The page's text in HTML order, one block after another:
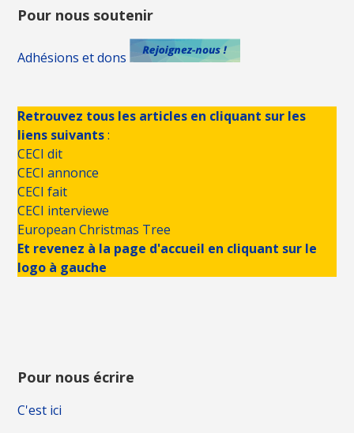
Pour nous soutenir
Adhésions et dons
Retrouvez tous les articles en cliquant sur les
liens suivants:
CECI dit
CECI annonce
CECI fait
CECI interviewe
European Christmas Tree
Et revenez à la page d'accueil en cliquant sur le
logo à gauche
Pour nous écrire
C'est ici